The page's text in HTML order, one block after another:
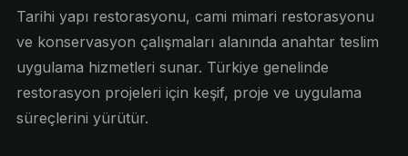
Tarihi yapı restorasyonu, cami mimari restorasyonu
ve konservasyon çalışmaları alanında anahtar teslim
uygulama hizmetleri sunar. Türkiye genelinde
restorasyon projeleri için keşif, proje ve uygulama
süreçlerini yürütür.